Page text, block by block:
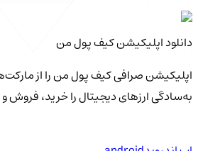
دانلود اپلیکیشن کیف‌ پول من
اپلیکیشن صرافی کیف پول من را از
به‌سادگی ارزهای دیجیتال را خرید، فروش